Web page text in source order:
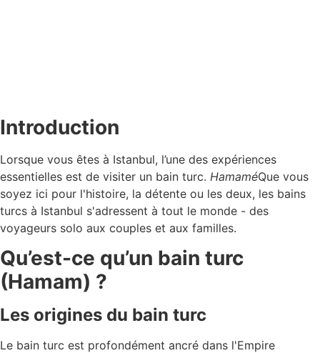
Introduction
Lorsque vous êtes à Istanbul, l’une des expériences
essentielles est de visiter un bain turc. HamaméQue vous
soyez ici pour l'histoire, la détente ou les deux, les bains
turcs à Istanbul s'adressent à tout le monde - des
voyageurs solo aux couples et aux familles.
Qu’est-ce qu’un bain turc
(Hamam) ?
Les origines du bain turc
Le bain turc est profondément ancré dans l'Empire